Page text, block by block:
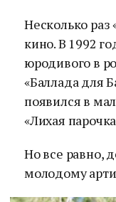
Несколько раз
кино. В 1992
юродивого в
«Баллада для
появился в
«Лихая
Но все равно,
молодому